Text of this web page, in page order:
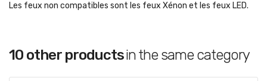
Les feux non compatibles sont les feux Xénon et les feux LED.
10 other productsin the same category